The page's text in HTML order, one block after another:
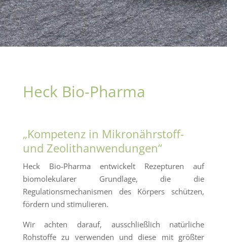
Heck Bio-Pharma
„Kompetenz in Mikronährstoff-
und Zeolithanwendungen“
Heck Bio-Pharma entwickelt Rezepturen auf
biomolekularer Grundlage, die die
Regulationsmechanismen des Körpers schützen,
fördern und stimulieren.
Wir achten darauf, ausschließlich natürliche
Rohstoffe zu verwenden und diese mit größter